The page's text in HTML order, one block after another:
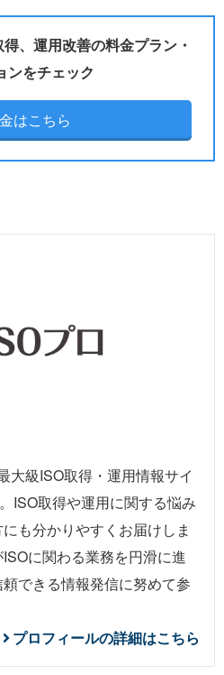
、運用改善の料金プラン・
ンをチェック
はこちら
大級ISO取得・運用情報サイ
ISO取得や運用に関する悩み
も分かりやすくお届けしま
に関わる業務を円滑に進
できる情報発信に努めて参
プロフィールの詳細はこちら